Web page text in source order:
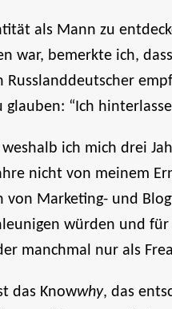
als Mann zu
war, bemerkte ich,
Russlanddeutscher
“Ich
ich mich drei
nicht von meinem
von Marketing- und
würden und
manchmal nur als
das Knowwhy, das